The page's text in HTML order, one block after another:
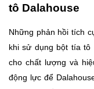
tô Dalahouse
Những phản hồi tích
khi sử dụng bột tía tô
cho chất lượng và
động lực để